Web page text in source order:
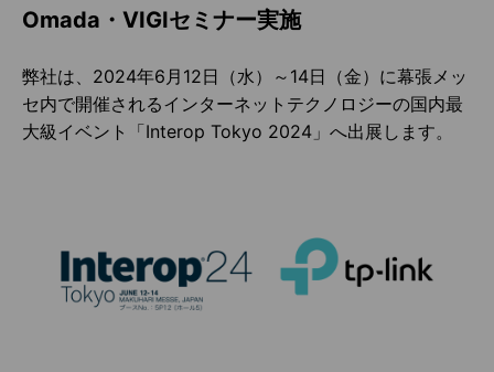
Omada・VIGIセミナー実施
弊社は、2024年6月12日（水）～14日（金）に幕張メッ
セ内で開催されるインターネットテクノロジーの国内最
大級イベント「Interop Tokyo 2024」へ出展します。